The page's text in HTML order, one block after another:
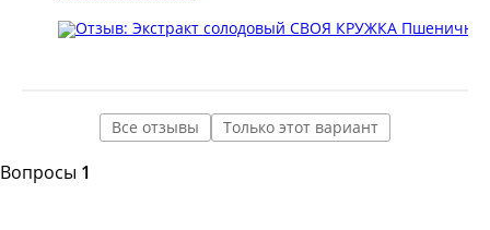
Все отзывы Только этот вариант
Вопросы 1